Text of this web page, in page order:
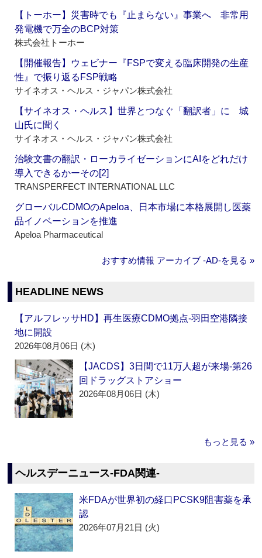
【トーホー】災害時でも『止まらない』事業へ 非常用
発電機で万全のBCP対策
株式会社トーホー
【開催報告】ウェビナー『FSPで変える臨床開発の生産
性』で振り返るFSP戦略
サイネオス・ヘルス・ジャパン株式会社
【サイネオス・ヘルス】世界とつなぐ「翻訳者」に 城
山氏に聞く
サイネオス・ヘルス・ジャパン株式会社
治験文書の翻訳・ローカライゼーションにAIをどれだけ
導入できるかーその[2]
TRANSPERFECT INTERNATIONAL LLC
グローバルCDMOのApeloa、日本市場に本格展開し医薬
品イノベーションを推進
Apeloa Pharmaceutical
おすすめ情報 アーカイブ ‐AD‐を見る »
HEADLINE NEWS
【アルフレッサHD】再生医療CDMO拠点‐羽田空港隣接
地に開設
2026年08月06日 (木)
【JACDS】3日間で11万人超が来場‐第26
回ドラッグストアショー
2026年08月06日 (木)
もっと見る »
ヘルスデーニュース‐FDA関連‐
米FDAが世界初の経口PCSK9阻害薬を承
認
2026年07月21日 (火)